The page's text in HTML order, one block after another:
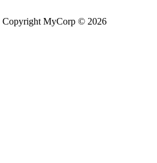
Copyright MyCorp © 2026